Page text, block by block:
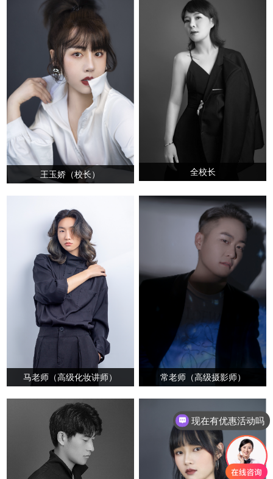
王玉娇（校长） 全校长
马老师（高级化妆讲师） 常老师（高级摄影师）
可以介绍下你们的产品么
现在有优惠活动吗